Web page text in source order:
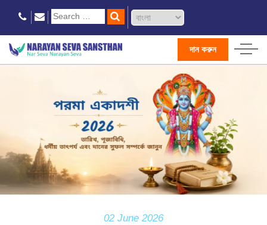
দান করুন
02 June 2026